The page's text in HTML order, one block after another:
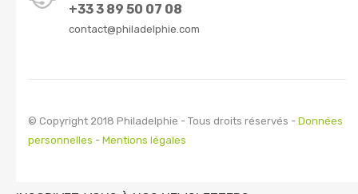
+33 3 89 50 07 08
contact@philadelphie.com
© Copyright 2018 Philadelphie - Tous droits réservés - Données
personnelles - Mentions légales